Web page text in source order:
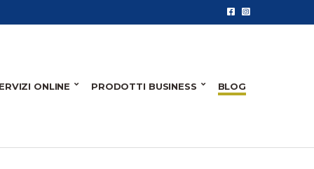
ONLINE PRODOTTI BUSINESS BLOG